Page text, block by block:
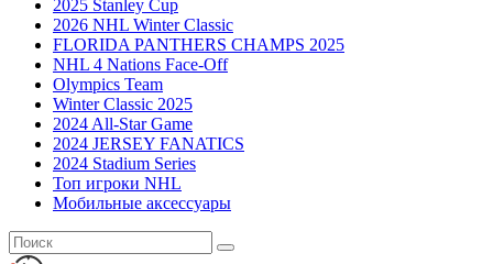
2025 Stanley Cup
2026 NHL Winter Classic
FLORIDA PANTHERS CHAMPS 2025
NHL 4 Nations Face-Off
Olympics Team
Winter Classic 2025
2024 All-Star Game
2024 JERSEY FANATICS
2024 Stadium Series
Топ игроки NHL
Мобильные аксессуары